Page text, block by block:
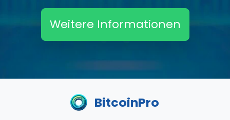
Weitere Informationen
BitcoinPro